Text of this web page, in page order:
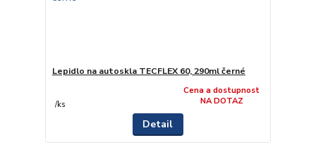
Lepidlo na autoskla TECFLEX 60, 290ml černé
/ks
Cena a dostupnost
NA DOTAZ
Detail